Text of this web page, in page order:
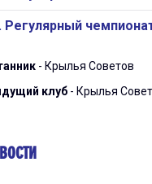
ХК
- Крылья Советов
клуб - Крылья